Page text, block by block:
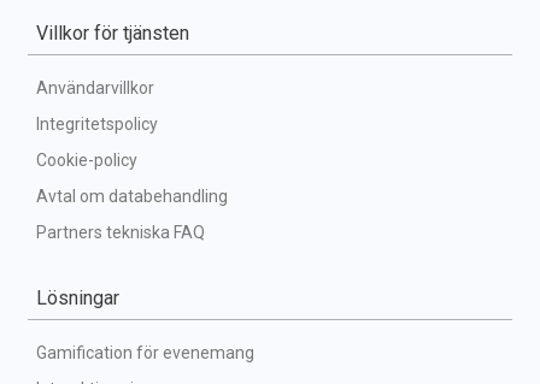
Villkor för tjänsten
Användarvillkor
Integritetspolicy
Cookie-policy
Avtal om databehandling
Partners tekniska FAQ
Lösningar
Gamification för evenemang